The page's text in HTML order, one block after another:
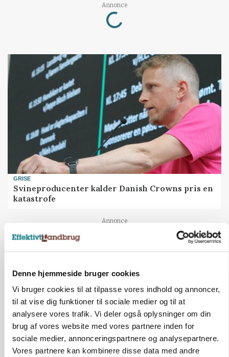
Denne hjemmeside bruger cookies
Vi bruger cookies til at tilpasse vores indhold og annoncer,
til at vise dig funktioner til sociale medier og til at
analysere vores trafik. Vi deler også oplysninger om din
brug af vores website med vores partnere inden for
sociale medier, annonceringspartnere og analysepartnere.
Vores partnere kan kombinere disse data med andre
Annonce
Loading...
GRISE
Svineproducenter kalder Danish Crowns pris en
katastrofe
Annonce